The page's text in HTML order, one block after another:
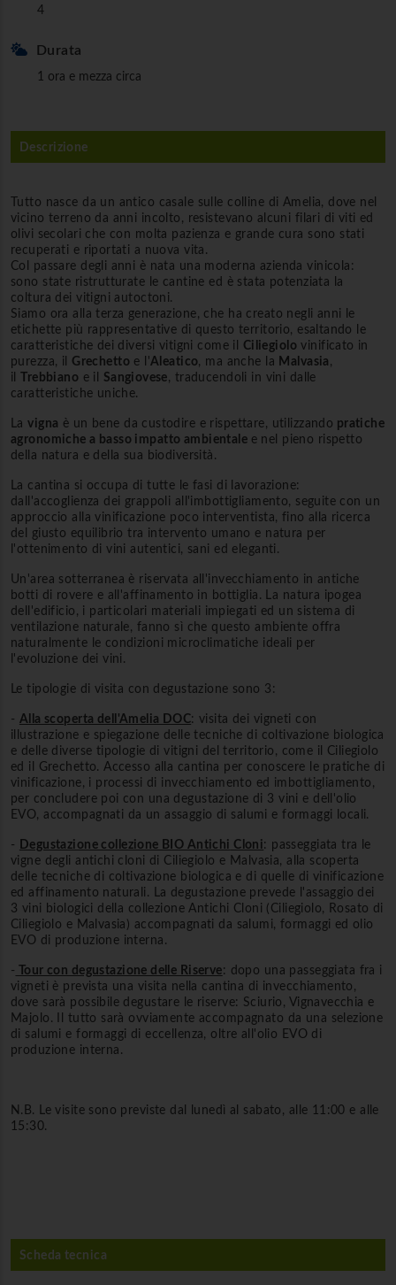
4
Durata
1 ora e mezza circa
Descrizione
Tutto nasce da un antico casale sulle colline di Amelia, dove nel
vicino terreno da anni incolto, resistevano alcuni filari di viti ed
olivi secolari che con molta pazienza e grande cura sono stati
recuperati e riportati a nuova vita.
Col passare degli anni è nata una moderna azienda vinicola:
sono state ristrutturate le cantine ed è stata potenziata la
coltura dei vitigni autoctoni.
Siamo ora alla terza generazione, che ha creato negli anni le
etichette più rappresentative di questo territorio, esaltando le
caratteristiche dei diversi vitigni come il Ciliegiolo vinificato in
purezza, il Grechetto e l'Aleatico, ma anche la Malvasia ,
il
Trebbiano e il Sangiovese, traducendoli in vini dalle
caratteristiche uniche.
Lavigna è un bene da custodire e rispettare, utilizzando pratiche
agronomiche a basso impatto ambientale e nel pieno rispetto
della natura e della sua biodiversità.
La cantina si occupa di tutte le fasi di lavorazione:
dall'accoglienza dei grappoli all'imbottigliamento, seguite con un
approccio alla vinificazione poco interventista, fino alla ricerca
del giusto equilibrio tra intervento umano e natura per
l'ottenimento di vini autentici, sani ed eleganti.
Un'area sotterranea è riservata all'invecchiamento in antiche
botti di rovere e all'affinamento in bottiglia. La natura ipogea
dell'edificio, i particolari materiali impiegati ed un sistema di
ventilazione naturale, fanno sì che questo ambiente offra
naturalmente le condizioni microclimatiche ideali per
l'evoluzione dei vini.
Le tipologie di visita con degustazione sono 3:
- Alla scoperta dell'Amelia DOC: visita dei vigneti con
illustrazione e spiegazione delle tecniche di coltivazione biologica
e delle diverse tipologie di vitigni del territorio, come il Ciliegiolo
ed il Grechetto. Accesso alla cantina per conoscere le pratiche di
vinificazione, i processi di invecchiamento ed imbottigliamento,
per concludere poi con una degustazione di 3 vini e dell'olio
EVO, accompagnati da un assaggio di salumi e formaggi locali.
- Degustazione collezione BIO Antichi Cloni: passeggiata tra le
vigne degli antichi cloni di Ciliegiolo e Malvasia, alla scoperta
delle tecniche di coltivazione biologica e di quelle di vinificazione
ed affinamento naturali. La degustazione prevede l'assaggio dei
3 vini biologici della collezione Antichi Cloni (Ciliegiolo, Rosato di
Ciliegiolo e Malvasia) accompagnati da salumi, formaggi ed olio
EVO di produzione interna.
- Tour con degustazione delle Riserve: dopo una passeggiata fra i
vigneti è prevista una visita nella cantina di invecchiamento,
dove sarà possibile degustare le riserve: Sciurio, Vignavecchia e
Majolo. Il tutto sarà ovviamente accompagnato da una selezione
di salumi e formaggi di eccellenza, oltre all'olio EVO di
produzione interna.
N.B. Le visite sono previste dal lunedì al sabato, alle 11:00 e alle
15:30.
Scheda tecnica